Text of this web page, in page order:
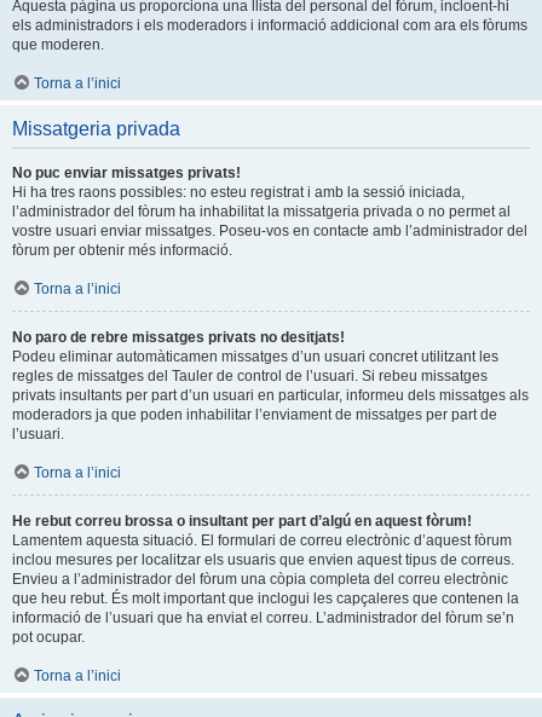
Aquesta pàgina us proporciona una llista del personal del fòrum, incloent-hi
els administradors i els moderadors i informació addicional com ara els fòrums
que moderen.
Torna a l’inici
Missatgeria privada
No puc enviar missatges privats!
Hi ha tres raons possibles: no esteu registrat i amb la sessió iniciada,
l’administrador del fòrum ha inhabilitat la missatgeria privada o no permet al
vostre usuari enviar missatges. Poseu-vos en contacte amb l’administrador del
fòrum per obtenir més informació.
Torna a l’inici
No paro de rebre missatges privats no desitjats!
Podeu eliminar automàticamen missatges d’un usuari concret utilitzant les
regles de missatges del Tauler de control de l’usuari. Si rebeu missatges
privats insultants per part d’un usuari en particular, informeu dels missatges als
moderadors ja que poden inhabilitar l’enviament de missatges per part de
l’usuari.
Torna a l’inici
He rebut correu brossa o insultant per part d’algú en aquest fòrum!
Lamentem aquesta situació. El formulari de correu electrònic d’aquest fòrum
inclou mesures per localitzar els usuaris que envien aquest tipus de correus.
Envieu a l’administrador del fòrum una còpia completa del correu electrònic
que heu rebut. És molt important que inclogui les capçaleres que contenen la
informació de l’usuari que ha enviat el correu. L’administrador del fòrum se’n
pot ocupar.
Torna a l’inici